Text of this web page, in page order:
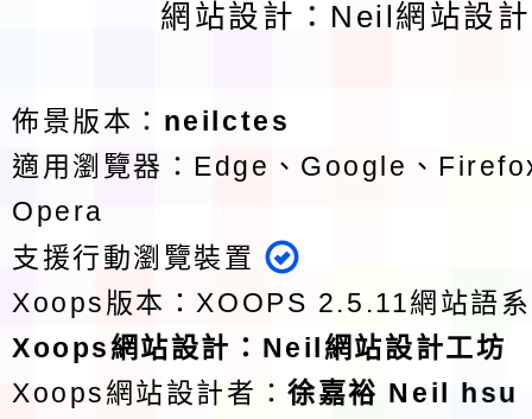
網站設計：Neil網站設
佈景版本： neilctes
適用瀏覽器：Edge、Google、
Opera
支援行動瀏覽裝置
Xoops版本： XOOPS 2.5.11網站語
Xoops網站設計 ： Neil網站設計工坊
Xoops網站設計者：徐嘉裕 Neil hsu